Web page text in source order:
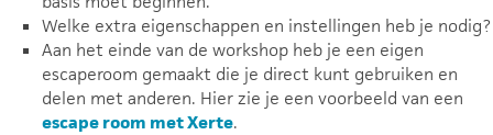
Welke extra eigenschappen en instellingen heb je nodig?
Aan het einde van de workshop heb je een eigen
escaperoom gemaakt die je direct kunt gebruiken en
delen met anderen. Hier zie je een voorbeeld van een
escape room met Xerte.